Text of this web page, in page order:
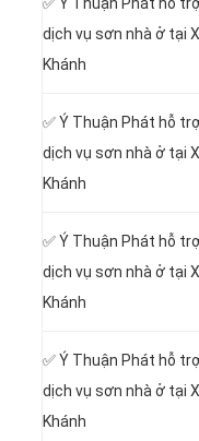
✅ Ý Thuận Phát hỗ
dịch vụ sơn nhà ở tại
Khánh
✅ Ý Thuận Phát hỗ
dịch vụ sơn nhà ở tại
Khánh
✅ Ý Thuận Phát hỗ
dịch vụ sơn nhà ở tại
Khánh
✅ Ý Thuận Phát hỗ
dịch vụ sơn nhà ở tại
Khánh